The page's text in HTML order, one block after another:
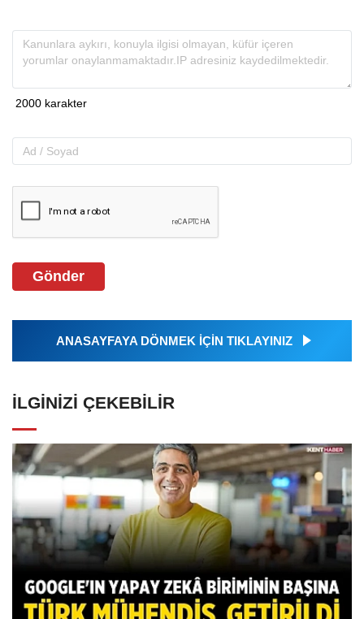
Gönder
ANASAYFAYA DÖNMEK İÇİN TIKLAYINIZ
İLGINIZI ÇEKEBILIR